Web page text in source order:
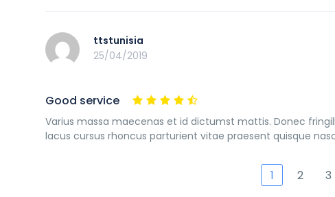
ttstunisia
25/04/2019
Good service
Varius massa maecenas et id dictumst mattis. Donec
lacus cursus rhoncus parturient vitae praesent quisque
1 2 3